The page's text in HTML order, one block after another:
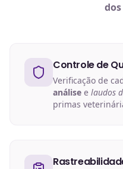
Controle de
Verificação de
análise e laudos
primas